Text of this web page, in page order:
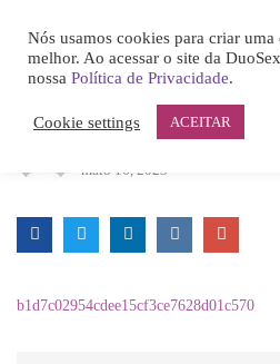
LOGIN
Remember me
Sitaro.digital
maio 16, 2023
b1d7c02954cdee15cf3ce7628d01c570
Nós usamos cookies para criar
melhor. Ao acessar o site da
nossa Política de Privacidade.
Cookie settings ACEITAR